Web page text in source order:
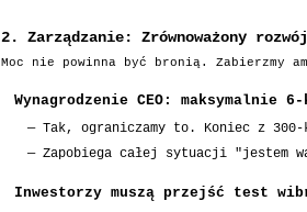
2. Zarządzanie: Zrównoważony rozwój
Moc nie powinna być bronią. Zabierzmy
Wynagrodzenie CEO: maksymalnie
— Tak, ograniczamy to. Koniec z
— Zapobiega całej sytuacji "jestem
Inwestorzy muszą przejść test